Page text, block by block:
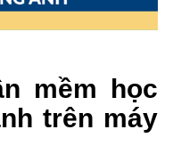
mềm học
trên máy